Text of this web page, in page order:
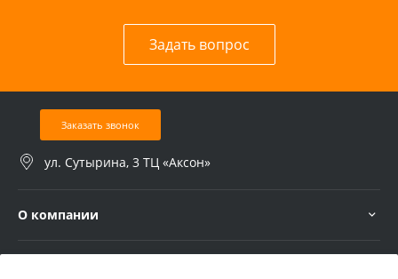
Задать вопрос
Заказать звонок
ул. Сутырина, 3 ТЦ «Аксон»
О компании